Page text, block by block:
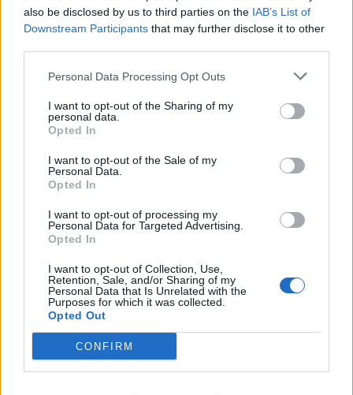
also be disclosed by us to third parties on the IAB’s List of
Downstream Participants that may further disclose it to other
Personal Data Processing Opt Outs
I want to opt-out of the Sharing of my
personal data.
Opted In
I want to opt-out of the Sale of my
Personal Data.
Opted In
I want to opt-out of processing my
Personal Data for Targeted Advertising.
Opted In
I want to opt-out of Collection, Use,
Retention, Sale, and/or Sharing of my
Personal Data that Is Unrelated with the
Purposes for which it was collected.
Opted Out
CONFIRM
RALI
jön a TESS Rally
Az 54. kiadásához érkezett TESS Rally idén egy napra
megyét is, egyik központi helyszíne pedig
Kézdivásárhely, az udvarterek városa lesz.
Korábbi cikkek betöltése
24 ÓRA LEGOLVASOTTABB
21:58
Nagy pofonba szaladt belé a Kolozsvári CFR,
kikapott a Győr és a Loki is
20:17